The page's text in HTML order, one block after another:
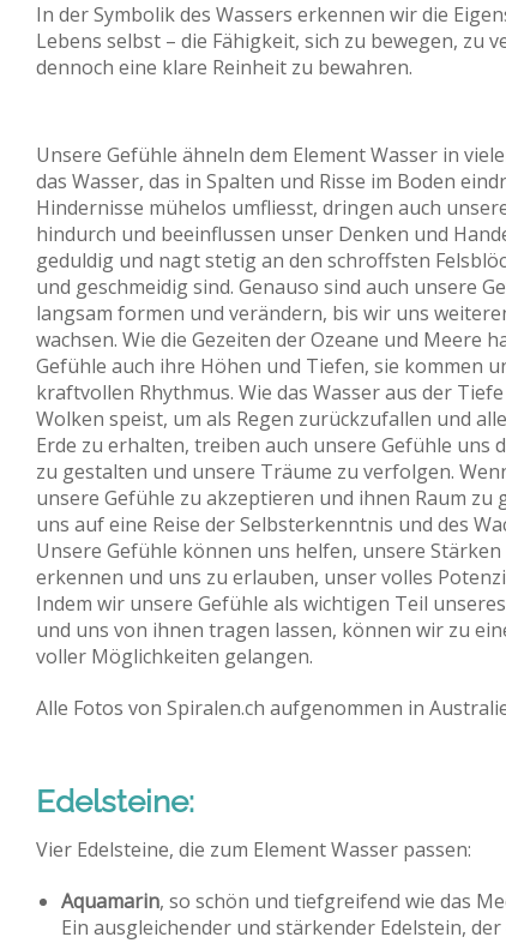
In der Symbolik des Wassers erkennen wir die
Lebens selbst – die Fähigkeit, sich zu bewegen, zu
dennoch eine klare Reinheit zu bewahren.
Unsere Gefühle ähneln dem Element Wasser in
das Wasser, das in Spalten und Risse im Boden
Hindernisse mühelos umfliesst, dringen auch
hindurch und beeinflussen unser Denken und
geduldig und nagt stetig an den schroffsten
und geschmeidig sind. Genauso sind auch unsere
langsam formen und verändern, bis wir uns
wachsen. Wie die Gezeiten der Ozeane und Meere
Gefühle auch ihre Höhen und Tiefen, sie kommen
kraftvollen Rhythmus. Wie das Wasser aus der
Wolken speist, um als Regen zurückzufallen und
Erde zu erhalten, treiben auch unsere Gefühle uns
zu gestalten und unsere Träume zu verfolgen.
unsere Gefühle zu akzeptieren und ihnen Raum zu
uns auf eine Reise der Selbsterkenntnis und des
Unsere Gefühle können uns helfen, unsere Stärken
erkennen und uns zu erlauben, unser volles
Indem wir unsere Gefühle als wichtigen Teil
und uns von ihnen tragen lassen, können wir zu
voller Möglichkeiten gelangen.
Alle Fotos von Spiralen.ch aufgenommen in
Edelsteine:
Vier Edelsteine, die zum Element Wasser passen:
Aquamarin, so schön und tiefgreifend wie das
Ein ausgleichender und stärkender Edelstein,